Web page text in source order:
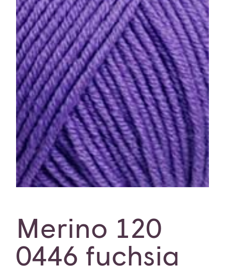
Merino 120
0446 fuchsia